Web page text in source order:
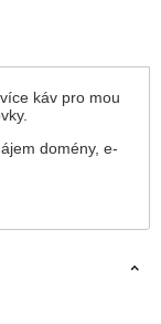
káv pro mou
domény, e-